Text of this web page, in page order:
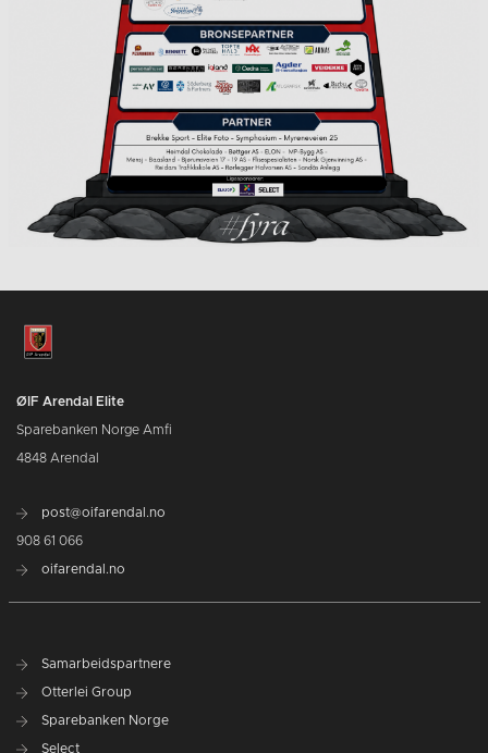
ØIF Arendal Elite
Sparebanken Norge Amfi
4848 Arendal
post@oifarendal.no
908 61 066
oifarendal.no
Samarbeidspartnere
Otterlei Group
Sparebanken Norge
Select